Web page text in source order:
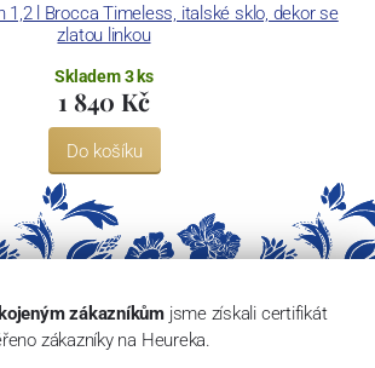
1,2 l Brocca Timeless, italské sklo, dekor se
zlatou linkou
Skladem 3 ks
1 840 Kč
Do košíku
zákazníkům jsme získali certifikát
zákazníky na Heureka.